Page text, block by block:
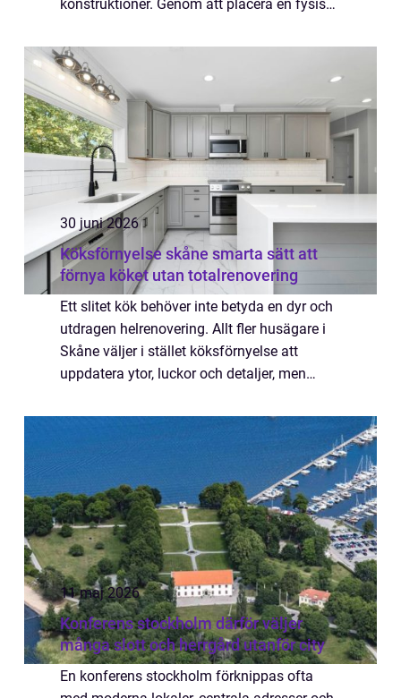
konstruktioner. Genom att placera en fysisk
grumligt vatten och oönskade ...
30 juni 2026
Köksförnyelse skåne smarta sätt att
förnya köket utan totalrenovering
Ett slitet kök behöver inte betyda en dyr och
utdragen helrenovering. Allt fler husägare i
Skåne väljer i stället köksförnyelse att
uppdatera ytor, luckor och detaljer, men
som känns nytt, fungerar bättre i ...
11 maj 2026
Konferens stockholm därför väljer
många slott och herrgård utanför city
En konferens stockholm förknippas ofta